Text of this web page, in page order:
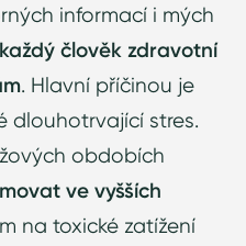
informací i mých
každý člověk zdravotní
. Hlavní příčinou je
dlouhotrvající stres.
obdobích
ve vyšších
na toxické zatížení